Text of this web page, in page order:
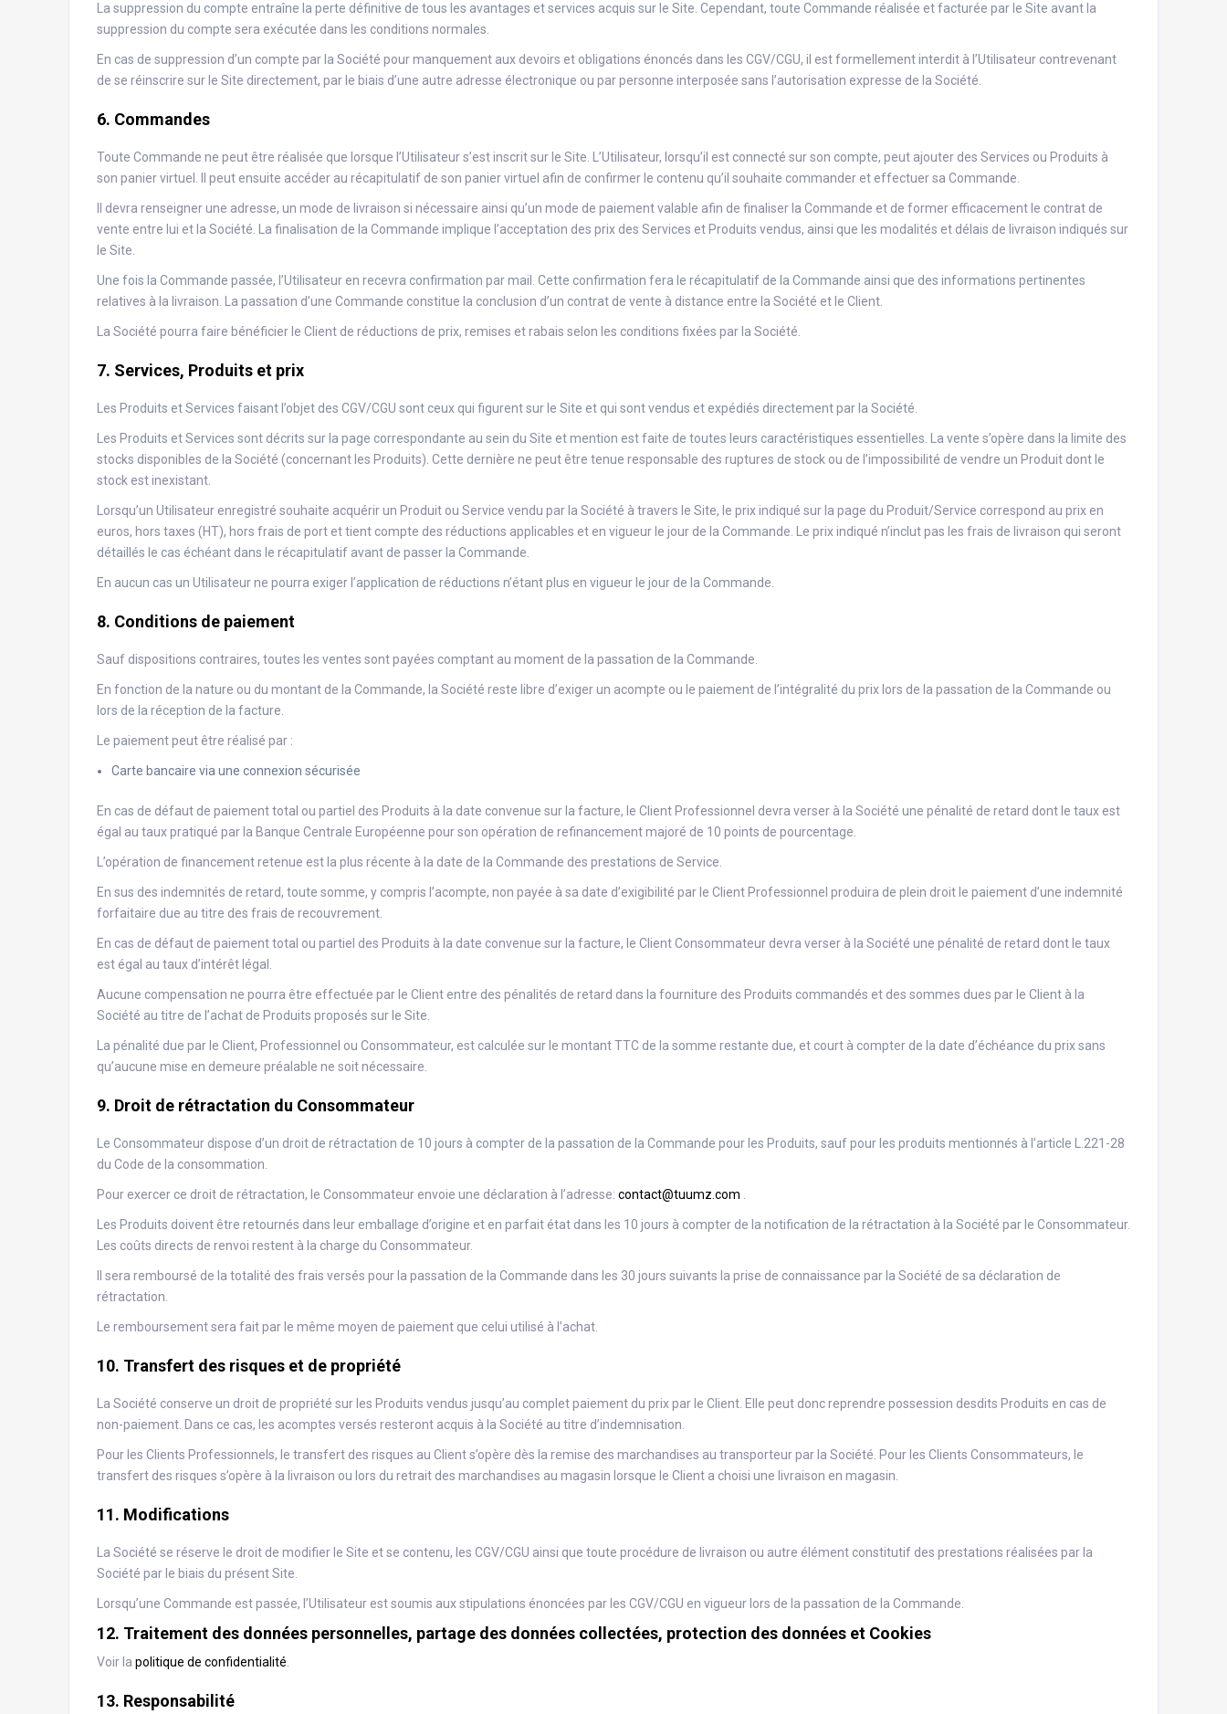
La suppression du compte entraîne la perte définitive de tous les avantages et services acquis sur le Site. Cependant, toute Commande réalisée et facturée par le Site avant la
suppression du compte sera exécutée dans les conditions normales.
En cas de suppression d’un compte par la Société pour manquement aux devoirs et obligations énoncés dans les CGV/CGU, il est formellement interdit à l’Utilisateur contrevenant
de se réinscrire sur le Site directement, par le biais d’une autre adresse électronique ou par personne interposée sans l’autorisation expresse de la Société.
6. Commandes
Toute Commande ne peut être réalisée que lorsque l’Utilisateur s’est inscrit sur le Site. L’Utilisateur, lorsqu’il est connecté sur son compte, peut ajouter des Services ou Produits à
son panier virtuel. Il peut ensuite accéder au récapitulatif de son panier virtuel afin de confirmer le contenu qu’il souhaite commander et effectuer sa Commande.
Il devra renseigner une adresse, un mode de livraison si nécessaire ainsi qu’un mode de paiement valable afin de finaliser la Commande et de former efficacement le contrat de
vente entre lui et la Société. La finalisation de la Commande implique l’acceptation des prix des Services et Produits vendus, ainsi que les modalités et délais de livraison indiqués sur
le Site.
Une fois la Commande passée, l’Utilisateur en recevra confirmation par mail. Cette confirmation fera le récapitulatif de la Commande ainsi que des informations pertinentes
relatives à la livraison. La passation d’une Commande constitue la conclusion d’un contrat de vente à distance entre la Société et le Client.
La Société pourra faire bénéficier le Client de réductions de prix, remises et rabais selon les conditions fixées par la Société.
7. Services, Produits et prix
Les Produits et Services faisant l’objet des CGV/CGU sont ceux qui figurent sur le Site et qui sont vendus et expédiés directement par la Société.
Les Produits et Services sont décrits sur la page correspondante au sein du Site et mention est faite de toutes leurs caractéristiques essentielles. La vente s’opère dans la limite des
stocks disponibles de la Société (concernant les Produits). Cette dernière ne peut être tenue responsable des ruptures de stock ou de l’impossibilité de vendre un Produit dont le
stock est inexistant.
Lorsqu’un Utilisateur enregistré souhaite acquérir un Produit ou Service vendu par la Société à travers le Site, le prix indiqué sur la page du Produit/Service correspond au prix en
euros, hors taxes (HT), hors frais de port et tient compte des réductions applicables et en vigueur le jour de la Commande. Le prix indiqué n’inclut pas les frais de livraison qui seront
détaillés le cas échéant dans le récapitulatif avant de passer la Commande.
En aucun cas un Utilisateur ne pourra exiger l’application de réductions n’étant plus en vigueur le jour de la Commande.
8. Conditions de paiement
Sauf dispositions contraires, toutes les ventes sont payées comptant au moment de la passation de la Commande.
En fonction de la nature ou du montant de la Commande, la Société reste libre d’exiger un acompte ou le paiement de l’intégralité du prix lors de la passation de la Commande ou
lors de la réception de la facture.
Le paiement peut être réalisé par :
Carte bancaire via une connexion sécurisée
En cas de défaut de paiement total ou partiel des Produits à la date convenue sur la facture, le Client Professionnel devra verser à la Société une pénalité de retard dont le taux est
égal au taux pratiqué par la Banque Centrale Européenne pour son opération de refinancement majoré de 10 points de pourcentage.
L’opération de financement retenue est la plus récente à la date de la Commande des prestations de Service.
En sus des indemnités de retard, toute somme, y compris l’acompte, non payée à sa date d’exigibilité par le Client Professionnel produira de plein droit le paiement d’une indemnité
forfaitaire due au titre des frais de recouvrement.
En cas de défaut de paiement total ou partiel des Produits à la date convenue sur la facture, le Client Consommateur devra verser à la Société une pénalité de retard dont le taux
est égal au taux d’intérêt légal.
Aucune compensation ne pourra être effectuée par le Client entre des pénalités de retard dans la fourniture des Produits commandés et des sommes dues par le Client à la
Société au titre de l’achat de Produits proposés sur le Site.
La pénalité due par le Client, Professionnel ou Consommateur, est calculée sur le montant TTC de la somme restante due, et court à compter de la date d’échéance du prix sans
qu’aucune mise en demeure préalable ne soit nécessaire.
9. Droit de rétractation du Consommateur
Le Consommateur dispose d’un droit de rétractation de 10 jours à compter de la passation de la Commande pour les Produits, sauf pour les produits mentionnés à l’article L.221-28
du Code de la consommation.
Pour exercer ce droit de rétractation, le Consommateur envoie une déclaration à l’adresse: contact@tuumz.com
Les Produits doivent être retournés dans leur emballage d’origine et en parfait état dans les 10 jours à compter de la notification de la rétractation à la Société par le Consommateur.
Les coûts directs de renvoi restent à la charge du Consommateur.
Il sera remboursé de la totalité des frais versés pour la passation de la Commande dans les 30 jours suivants la prise de connaissance par la Société de sa déclaration de
rétractation.
Le remboursement sera fait par le même moyen de paiement que celui utilisé à l’achat.
10. Transfert des risques et de propriété
La Société conserve un droit de propriété sur les Produits vendus jusqu’au complet paiement du prix par le Client. Elle peut donc reprendre possession desdits Produits en cas de
non-paiement. Dans ce cas, les acomptes versés resteront acquis à la Société au titre d’indemnisation.
Pour les Clients Professionnels, le transfert des risques au Client s’opère dès la remise des marchandises au transporteur par la Société. Pour les Clients Consommateurs, le
transfert des risques s’opère à la livraison ou lors du retrait des marchandises au magasin lorsque le Client a choisi une livraison en magasin.
11. Modifications
La Société se réserve le droit de modifier le Site et se contenu, les CGV/CGU ainsi que toute procédure de livraison ou autre élément constitutif des prestations réalisées par la
Société par le biais du présent Site.
Lorsqu’une Commande est passée, l’Utilisateur est soumis aux stipulations énoncées par les CGV/CGU en vigueur lors de la passation de la Commande.
12. Traitement des données personnelles, partage des données collectées, protection des données et Cookies
Voir la politique de confidentialité
13. Responsabilité